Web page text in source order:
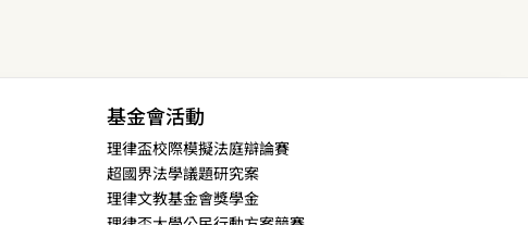
基金會活動
理律盃校際模擬法庭辯論賽
超國界法學議題研究案
理律文教基金會獎學金